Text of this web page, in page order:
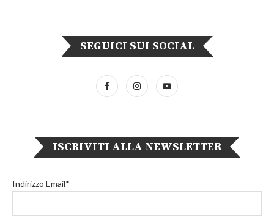
SEGUICI SUI SOCIAL
ISCRIVITI ALLA NEWSLETTER
Indirizzo Email*